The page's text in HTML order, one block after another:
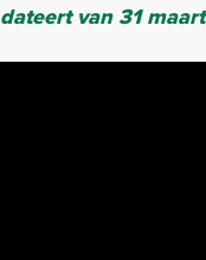
van 31 maart